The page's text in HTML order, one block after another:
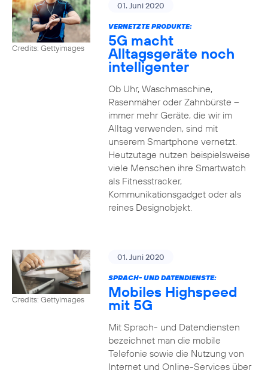
Credits: Gettyimages
01. Juni 2020
VERNETZTE PRODUKTE:
5G macht
Alltagsgeräte noch
intelligenter
Ob Uhr, Waschmaschine,
Rasenmäher oder Zahnbürste –
immer mehr Geräte, die wir im
Alltag verwenden, sind mit
unserem Smartphone vernetzt.
Heutzutage nutzen beispielsweise
viele Menschen ihre Smartwatch
als Fitnesstracker,
Kommunikationsgadget oder als
reines Designobjekt.
Credits: Gettyimages
01. Juni 2020
SPRACH- UND DATENDIENSTE:
Mobiles Highspeed
mit 5G
Mit Sprach- und Datendiensten
bezeichnet man die mobile
Telefonie sowie die Nutzung von
Internet und Online-Services über